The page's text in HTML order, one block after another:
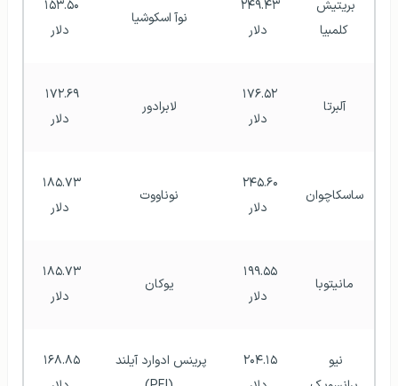
کلمبیا
دلار
نوآ اسکوشیا
دلار
آلبرتا
دلار
لابرادور
دلار
ساسکاچوان
دلار
نوناووت
دلار
مانیتوبا
دلار
یوکان
دلار